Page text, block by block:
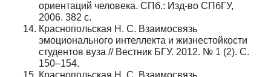
ориентаций человека. СПб.: Изд-во СПбГУ,
2006. 382 с.
Краснопольская Н. С. Взаимосвязь
эмоционального интеллекта и жизнестойкости
студентов вуза // Вестник БГУ. 2012. № 1 (2). С.
150–154.
Краснопольская Н. С. Взаимосвязь